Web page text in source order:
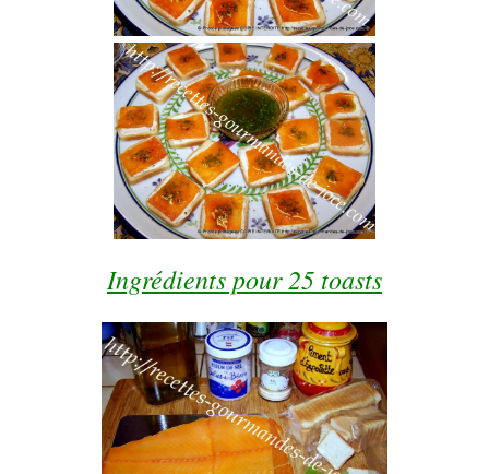
Ingrédients pour 25 toasts